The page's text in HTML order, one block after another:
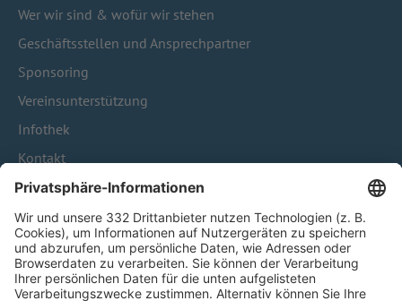
Wer wir sind & wofür wir stehen
Geschäftsstellen und Ansprechpartner
Sponsoring
Vereinsunterstützung
Infothek
Kontakt
HÄUFIG BESUCHTE SEITEN
Pässe und Vereinswechsel
Trainerausbildung